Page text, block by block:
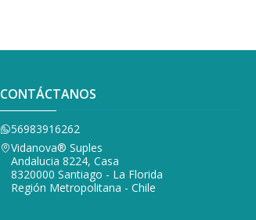
CONTÁCTANOS
56983916262
Vidanova® Suples
Andalucia 8224, Casa
8320000 Santiago - La Florida
Región Metropolitana - Chile